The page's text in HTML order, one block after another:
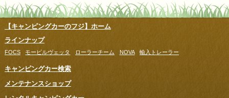
【キャンピングカーのフジ】ホーム
ラインナップ
FOCS モービルヴェッタ ローラーチーム NOVA 輸入トレーラー
キャンピングカー検索
メンテナンスショップ